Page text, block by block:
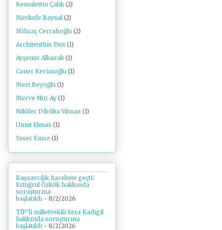
Kemalettin Çalık (2)
Mevlude Baysal (2)
Mihraç Cerrahoğlu (2)
Architeuthis Dux (1)
Ayşenur Alkazak (1)
Caner Kerimoğlu (1)
Mert Beyoğlu (1)
Merve Nur Ay (1)
Nilüfer Dilrûba Yılmaz (1)
Umut Elmas (1)
Yaser Emre (1)
Başsavcılık harekete geçti:
Ertuğrul Özkök hakkında
soruşturma
başlatıldı - 8/2/2026
TİP'li milletvekili Sera Kadıgil
hakkında soruşturma
başlatıldı - 8/2/2026